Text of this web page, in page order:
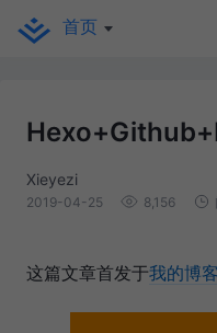
首页
Xieyezi
2019-04-25 8,156
这篇文章首发于我的博客